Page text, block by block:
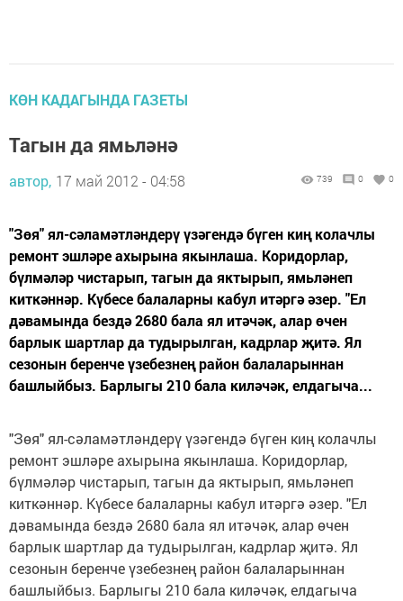
КӨН КАДАГЫНДА ГАЗЕТЫ
Тагын да ямьләнә
автор, 17 май 2012 - 04:58 739 0 0
"Зөя" ял-сәламәтләндерү үзәгендә бүген киң колачлы
ремонт эшләре ахырына якынлаша. Коридорлар,
бүлмәләр чистарып, тагын да яктырып, ямьләнеп
киткәннәр. Күбесе балаларны кабул итәргә әзер. "Ел
дәвамында бездә 2680 бала ял итәчәк, алар өчен
барлык шартлар да тудырылган, кадрлар җитә. Ял
сезонын беренче үзебезнең район балаларыннан
башлыйбыз. Барлыгы 210 бала киләчәк, елдагыча...
"Зөя" ял-сәламәтләндерү үзәгендә бүген киң колачлы
ремонт эшләре ахырына якынлаша. Коридорлар,
бүлмәләр чистарып, тагын да яктырып, ямьләнеп
киткәннәр. Күбесе балаларны кабул итәргә әзер. "Ел
дәвамында бездә 2680 бала ял итәчәк, алар өчен
барлык шартлар да тудырылган, кадрлар җитә. Ял
сезонын беренче үзебезнең район балаларыннан
башлыйбыз. Барлыгы 210 бала киләчәк, елдагыча